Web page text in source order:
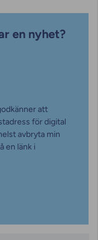
en nyhet?
att
för digital
avbryta min
en länk i